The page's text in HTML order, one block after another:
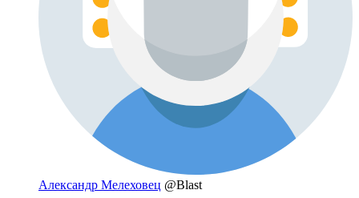
Александр Мелеховец @Blast